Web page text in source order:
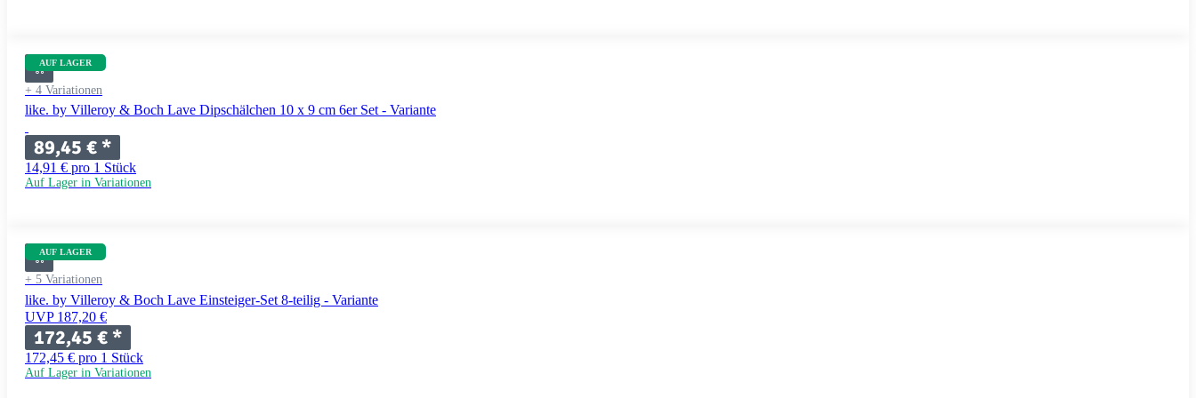
AUF LAGER
+ 4 Variationen
like. by Villeroy & Boch Lave Dipschälchen 10 x 9 cm 6er Set - Variante
89,45 € *
14,91 € pro 1 Stück
Auf Lager in Variationen
AUF LAGER
+ 5 Variationen
like. by Villeroy & Boch Lave Einsteiger-Set 8-teilig - Variante
UVP 187,20 €
172,45 € *
172,45 € pro 1 Stück
Auf Lager in Variationen